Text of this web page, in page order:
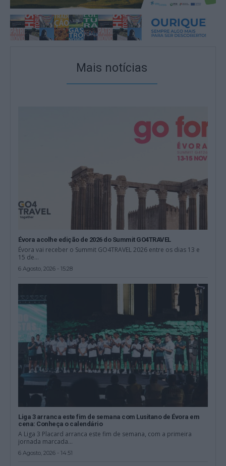
Mais notícias
Évora acolhe edição de 2026 do Summit GO4TRAVEL
Évora vai receber o Summit GO4TRAVEL 2026 entre os dias 13 e
15 de...
6 Agosto, 2026 - 15:28
Liga 3 arranca este fim de semana com Lusitano de Évora em
cena: Conheça o calendário
A Liga 3 Placard arranca este fim de semana, com a primeira
jornada marcada...
6 Agosto, 2026 - 14:51